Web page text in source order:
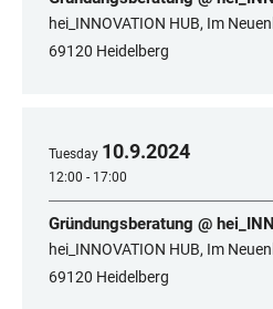
hei_INNOVATION HUB, Im
69120 Heidelberg
Tuesday 10.9.2024
12:00 - 17:00
Gründungsberatung @
hei_INNOVATION HUB, Im
69120 Heidelberg